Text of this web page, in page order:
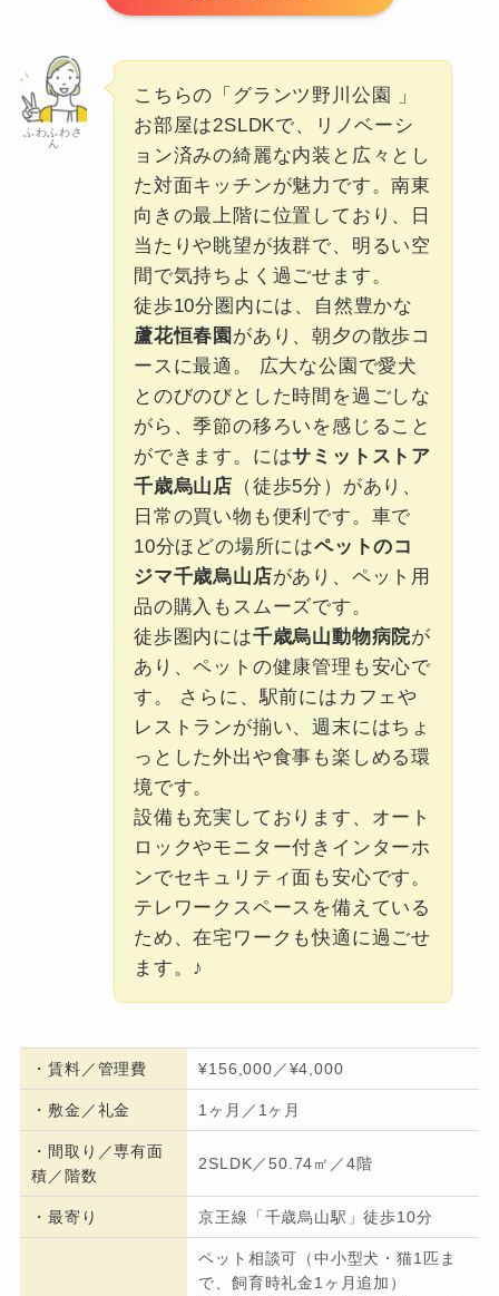
ふわふわさ
ん
こちらの「グランツ野川公園 」
お部屋は2SLDKで、リノベーシ
ョン済みの綺麗な内装と広々とし
た対面キッチンが魅力です。南東
向きの最上階に位置しており、日
当たりや眺望が抜群で、明るい空
間で気持ちよく過ごせます。
徒歩10分圏内には、自然豊かな
蘆花恒春園 があり、朝夕の散歩コ
ースに最適。 広大な公園で愛犬
とのびのびとした時間を過ごしな
がら、季節の移ろいを感じること
ができます。にはサミットストア
千歳烏山店 （徒歩5分）があり、
日常の買い物も便利です。車で
10分ほどの場所にはペットのコ
ジマ千歳烏山店があり、ペット用
品の購入もスムーズです。
徒歩圏内には千歳烏山動物病院が
あり、ペットの健康管理も安心で
す。 さらに、駅前にはカフェや
レストランが揃い、週末にはちょ
っとした外出や食事も楽しめる環
境です。
設備も充実しております、オート
ロックやモニター付きインターホ
ンでセキュリティ面も安心です。
テレワークスペースを備えている
ため、在宅ワークも快適に過ごせ
ます。♪
・賃料／管理費 ¥156,000／¥4,000
・ 敷金／礼金 1ヶ月／1ヶ月
・間取り／専有面
積／階数
2SLDK／50.74㎡／4階
・最寄り 京王線「千歳烏山駅」徒歩10分
ペット相談可（中小型犬・猫1匹ま
で、飼育時礼金1ヶ月追加）